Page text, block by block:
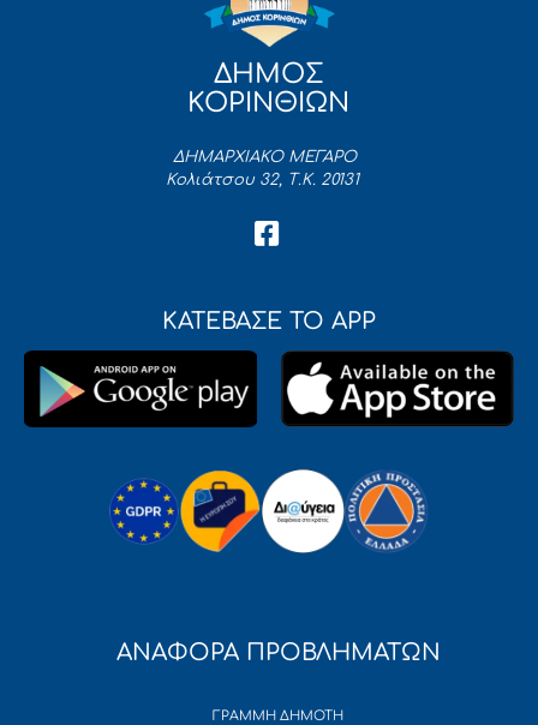
ΔΗΜΟΣ
ΚΟΡΙΝΘΙΩΝ
ΔΗΜΑΡΧΙΑΚΟ ΜΕΓΑΡΟ
Κολιάτσου 32, Τ.Κ. 20131
ΚΑΤΕΒΑΣΕ ΤΟ APP
ΑΝΑΦΟΡΑ ΠΡΟΒΛΗΜΑΤΩΝ
ΓΡΑΜΜΗ ΔΗΜΟΤΗ